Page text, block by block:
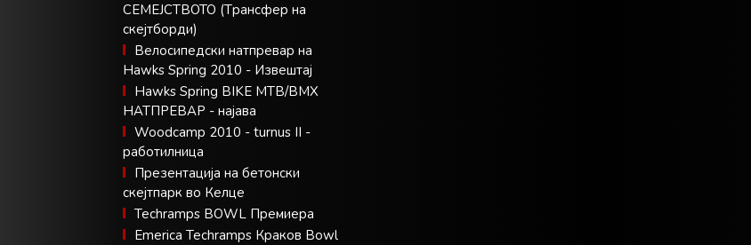
СЕМЕЈСТВОТО (Tрансфер на
скејтборди)
Велосипедски натпревар на
Hawks Spring 2010 - Извештај
Hawks Spring BIKE MTB/BMX
НАТПРЕВАР - најава
Woodcamp 2010 - turnus II -
работилница
Презентација на бетонски
скејтпарк во Келце
Techramps BOWL Премиера
Emerica Techramps Краков Bowl